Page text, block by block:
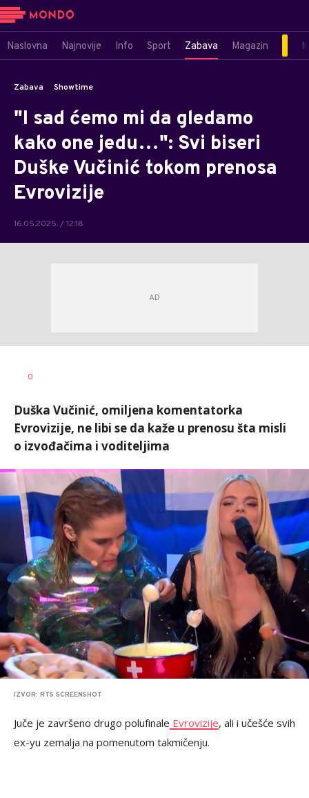
Naslovna Najnovije Info Sport Zabava Magazin
Zabava Showtime
"I sad ćemo mi da gledamo
kako one jedu…": Svi biseri
Duške Vučinić tokom prenosa
Evrovizije
16.05.2025. / 12:18
0
Duška Vučinić, omiljena komentatorka
Evrovizije, ne libi se da kaže u prenosu šta misli
o izvođačima i voditeljima
IZVOR: RTS SCREENSHOT
Juče je završeno drugo polufinale Evrovizije, ali i učešće svih
ex-yu zemalja na pomenutom takmičenju.